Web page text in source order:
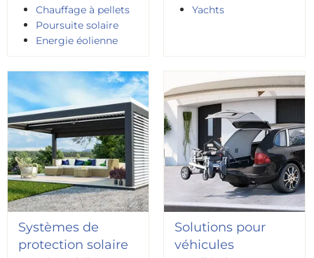
Chauffage à pellets
Poursuite solaire
Energie éolienne
Yachts
Systèmes de
protection solaire
Solutions pour
véhicules